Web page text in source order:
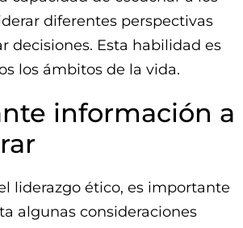
diferentes perspectivas
decisiones. Esta habilidad es
los ámbitos de la vida.
información a
liderazgo ético, es importante
algunas consideraciones